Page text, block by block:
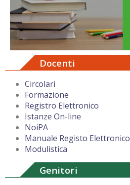
Docenti
Circolari
Formazione
Registro Elettronico
Istanze On-line
NoiPA
Manuale Registo Elettronico
Modulistica
Genitori